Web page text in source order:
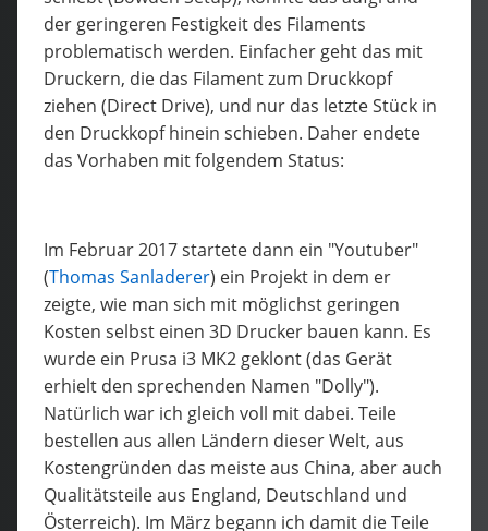
der geringeren Festigkeit des Filaments
problematisch werden. Einfacher geht das mit
Druckern, die das Filament zum Druckkopf
ziehen (Direct Drive), und nur das letzte Stück in
den Druckkopf hinein schieben. Daher endete
das Vorhaben mit folgendem Status:
Im Februar 2017 startete dann ein "Youtuber"
(Thomas Sanladerer) ein Projekt in dem er
zeigte, wie man sich mit möglichst geringen
Kosten selbst einen 3D Drucker bauen kann. Es
wurde ein Prusa i3 MK2 geklont (das Gerät
erhielt den sprechenden Namen "Dolly").
Natürlich war ich gleich voll mit dabei. Teile
bestellen aus allen Ländern dieser Welt, aus
Kostengründen das meiste aus China, aber auch
Qualitätsteile aus England, Deutschland und
Österreich). Im März begann ich damit die Teile